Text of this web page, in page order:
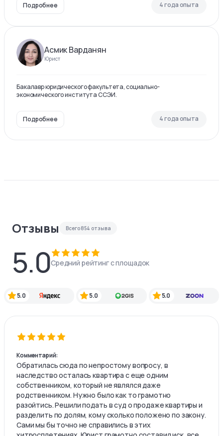
Подробнее 4 года опыта
Асмик Варданян
Юрист
Бакалавр юридического факультета, социально-
экономического института ССЭИ.
Подробнее 4 года опыта
Отзывы Всего854 отзыва
5.0Средний рейтинг с площадок
5.0 5.0 5.0
Комментарий:
Обратилась сюда по непростому вопросу, в
наследство осталась квартира с еще одним
собственником, который не являлся даже
родственником. Нужно было как то грамотно
разойтись. Решили подать в суд о продаже квартиры и
разделить по долям, кому сколько положено по закону.
Сами мы бы точно не справились в этих